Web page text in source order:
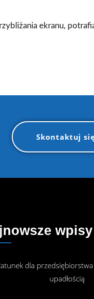
ekranu,
Skontaktuj
wpisy
dla
upadłością